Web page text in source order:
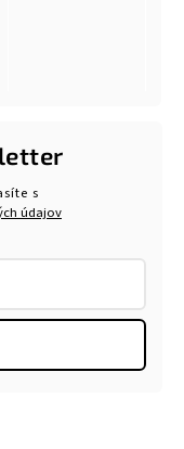
s
údajov